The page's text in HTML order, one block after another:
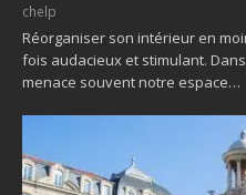
chelp
Réorganiser son intérieur en
fois audacieux et stimulant.
menace souvent notre espace…